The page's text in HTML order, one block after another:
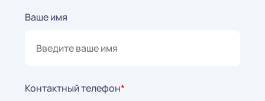
Ваше имя
Контактный телефон*